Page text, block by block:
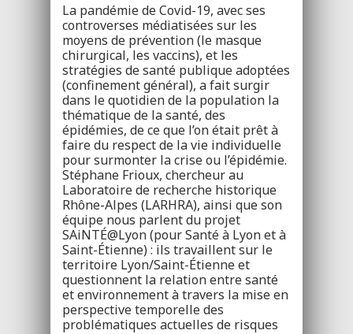
La pandémie de Covid-19, avec ses
controverses médiatisées sur les
moyens de prévention (le masque
chirurgical, les vaccins), et les
stratégies de santé publique adoptées
(confinement général), a fait surgir
dans le quotidien de la population la
thématique de la santé, des
épidémies, de ce que l’on était prêt à
faire du respect de la vie individuelle
pour surmonter la crise ou l’épidémie.
Stéphane Frioux, chercheur au
Laboratoire de recherche historique
Rhône-Alpes (LARHRA), ainsi que son
équipe nous parlent du projet
SAiNTÉ@Lyon (pour Santé à Lyon et à
Saint-Étienne) : ils travaillent sur le
territoire Lyon/Saint-Étienne et
questionnent la relation entre santé
et environnement à travers la mise en
perspective temporelle des
problématiques actuelles de risques